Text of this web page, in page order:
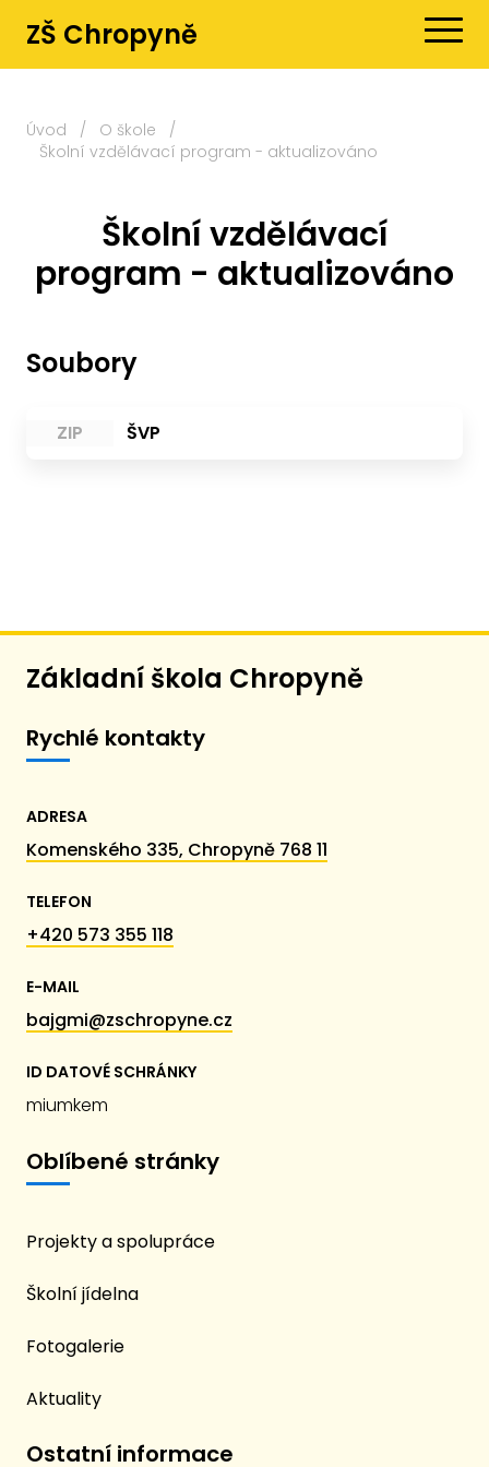
ZŠ Chropyně
Úvod / O škole
/
Školní vzdělávací program - aktualizováno
Školní vzdělávací
program - aktualizováno
Soubory
ZIP ŠVP
Základní škola Chropyně
Rychlé kontakty
ADRESA
Komenského 335, Chropyně 768 11
TELEFON
+420 573 355 118
E-MAIL
bajgmi@zschropyne.cz
ID DATOVÉ SCHRÁNKY
miumkem
Oblíbené stránky
Projekty a spolupráce
Školní jídelna
Fotogalerie
Aktuality
Ostatní informace